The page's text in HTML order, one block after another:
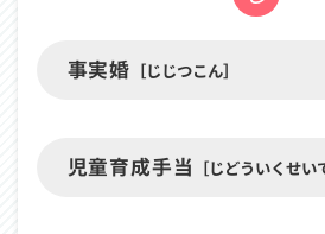
「し」
事実婚 ［じじつこん］
児童育成手当 ［じどういくせい